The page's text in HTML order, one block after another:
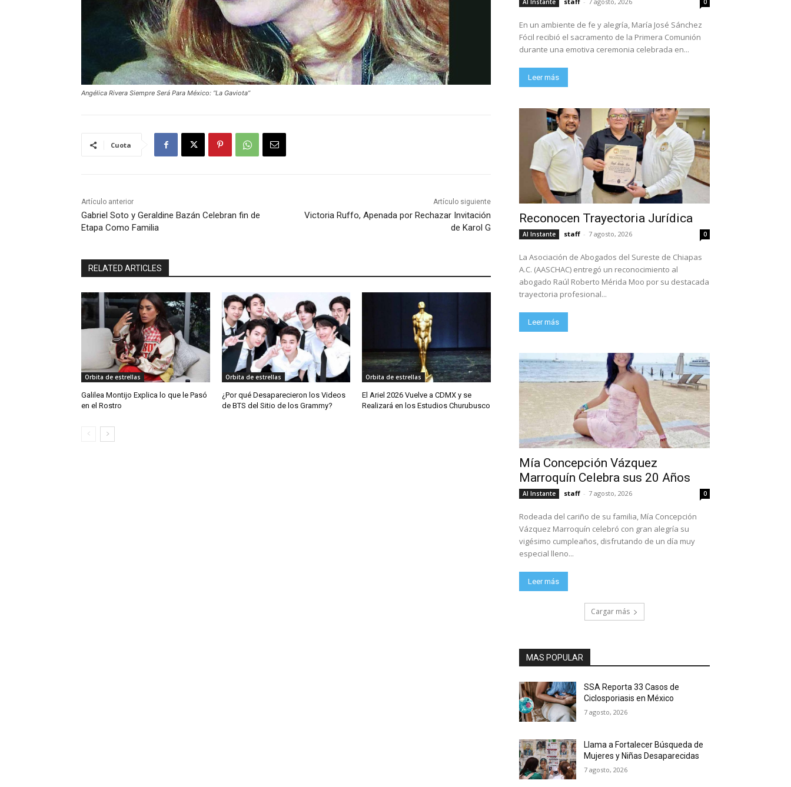
Angélica Rivera Siempre Será Para México: “La Gaviota”
Cuota
Artículo anterior
Gabriel Soto y Geraldine Bazán Celebran fin de
Etapa Como Familia
Artículo siguiente
Victoria Ruffo, Apenada por Rechazar Invitación
de Karol G
RELATED ARTICLES
Orbita de estrellas
Galilea Montijo Explica lo que le Pasó
en el Rostro
Orbita de estrellas
¿Por qué Desaparecieron los Videos
de BTS del Sitio de los Grammy?
Orbita de estrellas
El Ariel 2026 Vuelve a CDMX y se
Realizará en los Estudios Churubusco
Al Instante 0
En un ambiente de fe y alegría, María José Sánchez
Fócil recibió el sacramento de la Primera Comunión
durante una emotiva ceremonia celebrada en...
Leer más
Reconocen Trayectoria Jurídica
Al Instante staff - 7 agosto, 2026 0
La Asociación de Abogados del Sureste de Chiapas
A.C. (AASCHAC) entregó un reconocimiento al
abogado Raúl Roberto Mérida Moo por su destacada
trayectoria profesional...
Leer más
Mía Concepción Vázquez
Marroquín Celebra sus 20 Años
Al Instante staff - 7 agosto, 2026 0
Rodeada del cariño de su familia, Mía Concepción
Vázquez Marroquín celebró con gran alegría su
vigésimo cumpleaños, disfrutando de un día muy
especial lleno...
Leer más
Cargar más
MAS POPULAR
SSA Reporta 33 Casos de
Ciclosporiasis en México
7 agosto, 2026
Llama a Fortalecer Búsqueda de
Mujeres y Niñas Desaparecidas
7 agosto, 2026